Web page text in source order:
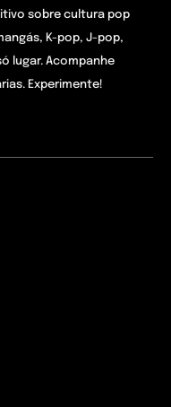
sobre cultura pop
K-pop, J-pop,
lugar. Acompanhe
Experimente!